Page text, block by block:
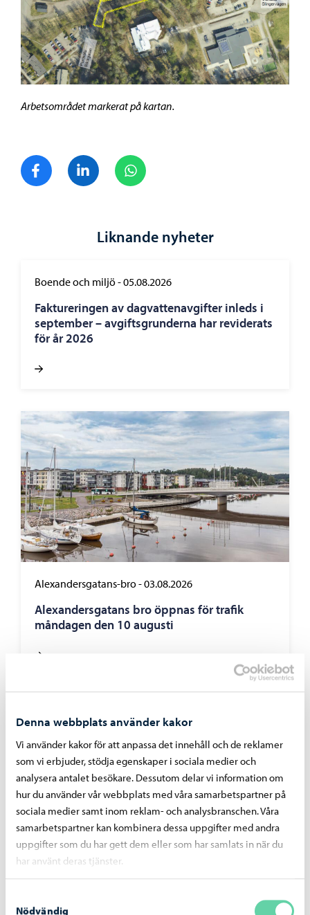
Denna webbplats använder kakor
Vi använder kakor för att anpassa det innehåll och de reklamer
som vi erbjuder, stödja egenskaper i sociala medier och
analysera antalet besökare. Dessutom delar vi information om
hur du använder vår webbplats med våra samarbetspartner på
sociala medier samt inom reklam- och analysbranschen. Våra
samarbetspartner kan kombinera dessa uppgifter med andra
uppgifter som du har gett dem eller som har samlats in när du
har använt deras tjänster.
Nödvändig
Arbetsområdet markerat på kartan.
Dela på FacebookDela på LinkedIn
Liknande nyheter
Boende och miljö-05.08.2026
Faktureringen av dagvattenavgifter inleds i
september – avgiftsgrunderna har reviderats
för år 2026
Alexandersgatans-bro-03.08.2026
Alexandersgatans bro öppnas för trafik
måndagen den 10 augusti
Trafik och gator
Sopningsroboten börjar sitt arbete på Borgå
torg och vid åstranden